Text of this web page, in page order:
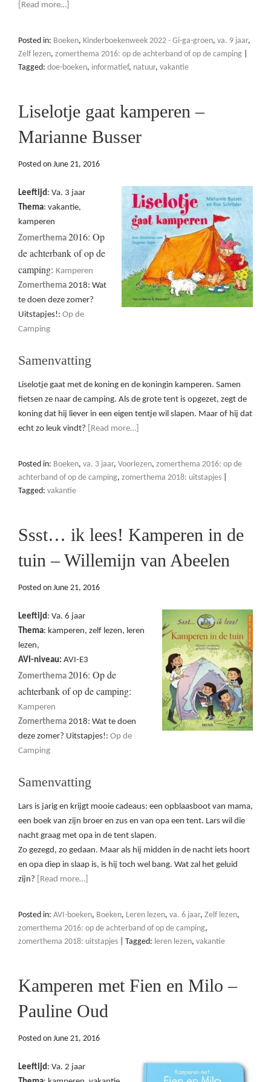
[Read more…]
Posted in: Boeken, Kinderboekenweek 2022 - Gi-ga-groen, va. 9 jaar,
Zelf lezen, zomerthema 2016: op de achterband of op de camping
Tagged: doe-boeken, informatief, natuur, vakantie
Liselotje gaat kamperen –
Marianne Busser
Posted on June 21, 2016
Leeftijd: Va. 3 jaar
Thema: vakantie,
kamperen
Zomerthema 2016: Op
de achterbank of op de
camping: Kamperen
Zomerthema 2018: Wat
te doen deze zomer?
Uitstapjes!: Op de
Camping
Samenvatting
Liselotje gaat met de koning en de koningin kamperen. Samen
fietsen ze naar de camping. Als de grote tent is opgezet, zegt de
koning dat hij liever in een eigen tentje wil slapen. Maar of hij dat
echt zo leuk vindt?
[Read more…]
Posted in: Boeken, va. 3 jaar, Voorlezen, zomerthema 2016: op de
achterband of op de camping, zomerthema 2018: uitstapjes
Tagged: vakantie
Ssst… ik lees! Kamperen in de
tuin – Willemijn van Abeelen
Posted on June 21, 2016
Leeftijd: Va. 6 jaar
Thema: kamperen, zelf lezen, leren
lezen,
AVI-niveau: AVI-E3
Zomerthema 2016: Op de
achterbank of op de camping:
Kamperen
Zomerthema 2018: Wat te doen
deze zomer? Uitstapjes!: Op de
Camping
Samenvatting
Lars is jarig en krijgt mooie cadeaus: een opblaasboot van mama,
een boek van zijn broer en zus en van opa een tent. Lars wil die
nacht graag met opa in de tent slapen.
Zo gezegd, zo gedaan. Maar als hij midden in de nacht iets hoort
en opa diep in slaap is, is hij toch wel bang. Wat zal het geluid
zijn?
[Read more…]
Posted in: AVI-boeken, Boeken, Leren lezen, va. 6 jaar, Zelf lezen,
zomerthema 2016: op de achterband of op de camping,
zomerthema 2018: uitstapjes
Tagged: leren lezen, vakantie
Kamperen met Fien en Milo –
Pauline Oud
Posted on June 21, 2016
Leeftijd: Va. 2 jaar